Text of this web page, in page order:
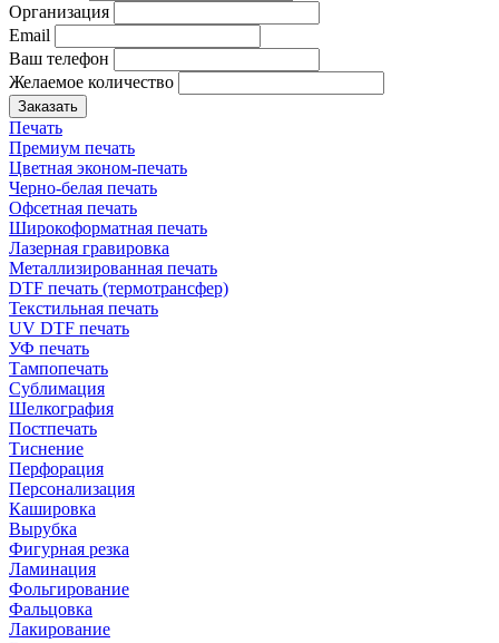
Организация
Email
Ваш телефон
Желаемое количество
Заказать
Печать
Премиум печать
Цветная эконом-печать
Черно-белая печать
Офсетная печать
Широкоформатная печать
Лазерная гравировка
Металлизированная печать
DTF печать (термотрансфер)
Текстильная печать
UV DTF печать
УФ печать
Тампопечать
Сублимация
Шелкография
Постпечать
Тиснение
Перфорация
Персонализация
Кашировка
Вырубка
Фигурная резка
Ламинация
Фольгирование
Фальцовка
Лакирование